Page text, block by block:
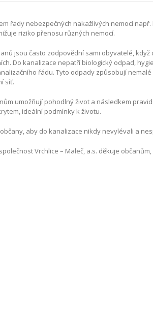
řady nebezpečných nakažlivých nemocí
riziko přenosu různých nemocí.
jsou často zodpovědní sami obyvatelé,
Do kanalizace nepatří biologický odpad,
řádu. Tyto odpady způsobují
síť.
umožňují pohodlný život a následkem
ideální podmínky k životu.
aby do kanalizace nikdy nevylévali a
Vrchlice – Maleč, a.s. děkuje